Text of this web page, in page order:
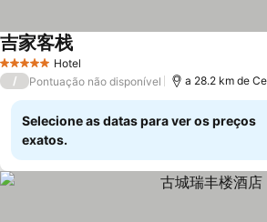
5 Estrelas Hotel
吉家客栈
/ Pontuação não disponível a 28.2 km de
Selecione as datas para ver os preços
exatos.